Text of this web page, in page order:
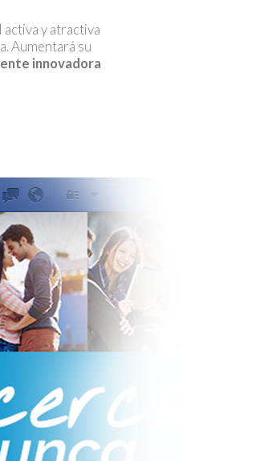
activa y atractiva
Aumentará su
innovadora